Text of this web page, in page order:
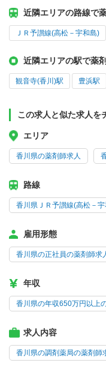
近隣エリアの路線で
ＪＲ予讃線(高松－宇和島)
近隣エリアの駅で薬
観音寺(香川)駅 豊浜駅
この求人と似た求人を
エリア
香川県の薬剤師求人
路線
香川県ＪＲ予讃線(高松－
雇用形態
香川県の正社員の薬剤師求
年収
香川県の年収650万円以上
求人内容
香川県の調剤薬局の薬剤師